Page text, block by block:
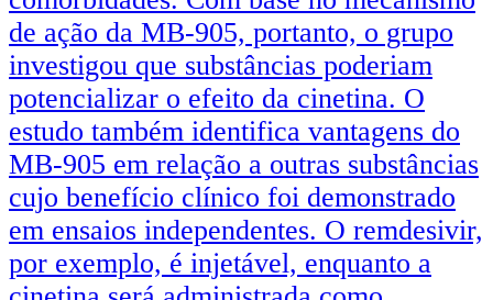
de ação da MB-905, portanto, o grupo
investigou que substâncias poderiam
potencializar o efeito da cinetina. O
estudo também identifica vantagens do
MB-905 em relação a outras substâncias
cujo benefício clínico foi demonstrado
em ensaios independentes. O remdesivir,
por exemplo, é injetável, enquanto a